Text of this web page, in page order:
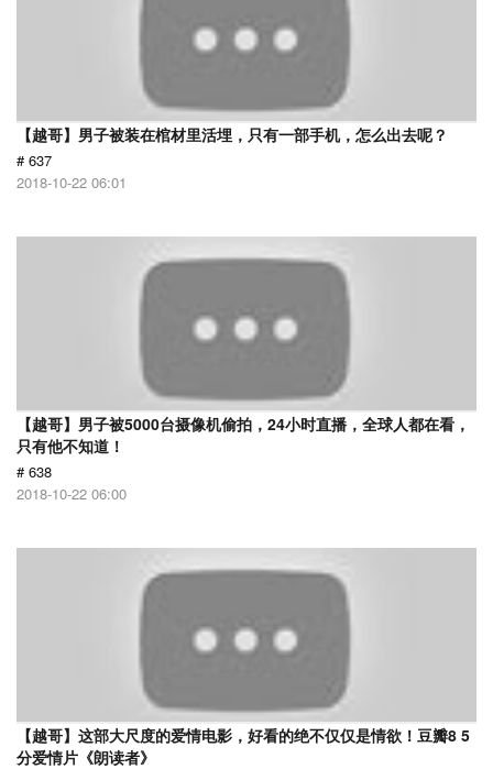
【越哥】男子被装在棺材里活埋，只有一部手机，怎么出去呢？
# 637
2018-10-22 06:01
【越哥】男子被5000台摄像机偷拍，24小时直播，全球人都在看，
只有他不知道！
# 638
2018-10-22 06:00
【越哥】这部大尺度的爱情电影，好看的绝不仅仅是情欲！豆瓣8 5
分爱情片《朗读者》